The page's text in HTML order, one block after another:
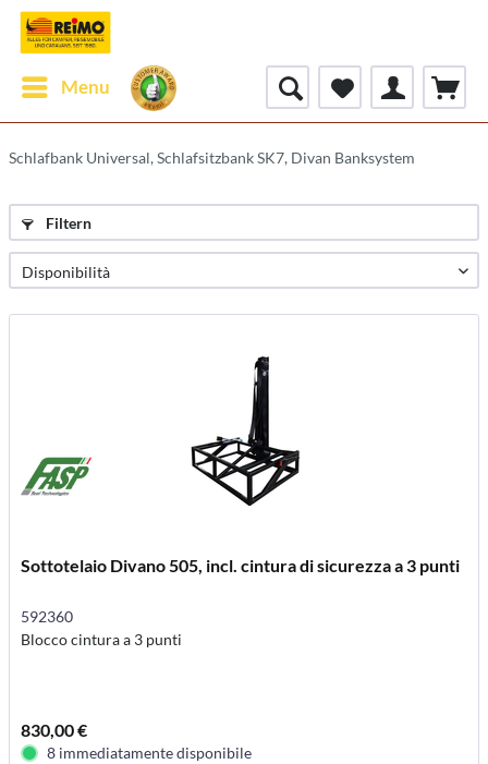
Menu
Schlafbank Universal, Schlafsitzbank SK7, Divan Banksystem
Filtern
Sottotelaio Divano 505, incl. cintura di sicurezza a 3 punti
592360
Blocco cintura a 3 punti
830,00 €
8 immediatamente disponibile